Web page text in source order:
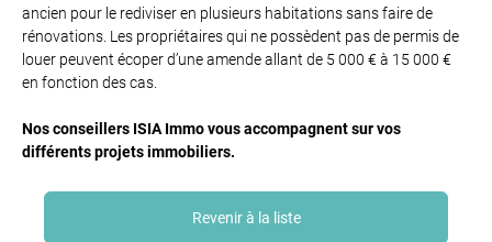
ancien pour le rediviser en plusieurs habitations sans faire de
rénovations. Les propriétaires qui ne possèdent pas de permis de
louer peuvent écoper d’une amende allant de 5 000 € à 15 000 €
en fonction des cas.
Nos conseillers ISIA Immo vous accompagnent sur vos
différents projets immobiliers.
Revenir à la liste